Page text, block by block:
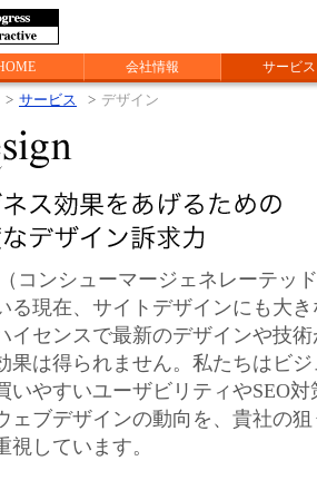
会社情報 サービス
> サービス > デザイン
コンシューマージェネレーテッ
る現在、サイトデザインにも大
イセンスで最新のデザインや技
果は得られません。私たちはビ
いやすいユーザビリティやSEO
ェブデザインの動向を、貴社の
視しています。